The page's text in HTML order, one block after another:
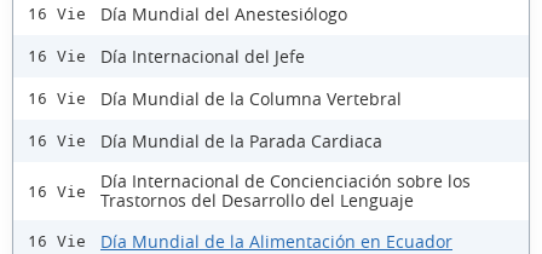
16 Vie Día Mundial del Anestesiólogo
16 Vie Día Internacional del Jefe
16 Vie Día Mundial de la Columna Vertebral
16 Vie Día Mundial de la Parada Cardiaca
16 Vie
Día Internacional de Concienciación sobre los
Trastornos del Desarrollo del Lenguaje
16 Vie Día Mundial de la Alimentación en Ecuador